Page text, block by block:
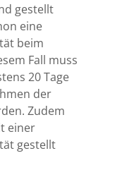
gestellt
eine
beim
Fall muss
20 Tage
der
Zudem
einer
gestellt